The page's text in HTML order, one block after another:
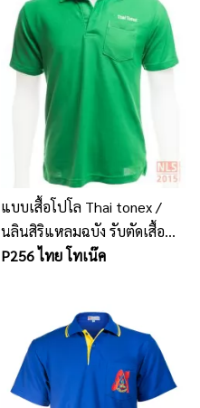
แบบเสื้อโปโล Thai tonex /
นลินสิริแหลมฉบัง รับตัดเสื้อ
โปโลพร้อมปักโลโก้
P256 ไทย โทเน๊ค